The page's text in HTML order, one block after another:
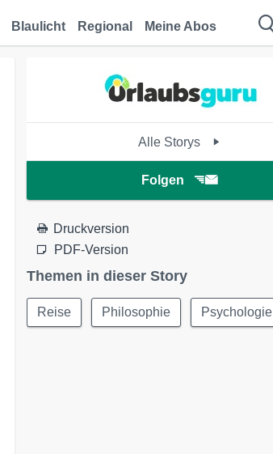
Blaulicht Regional Meine Abos
Alle Storys
Folgen
Druckversion
PDF-Version
Themen in dieser Story
Reise Philosophie Psychologie